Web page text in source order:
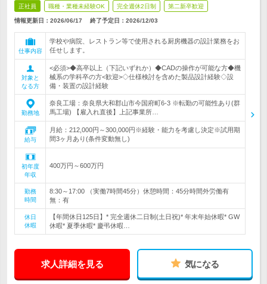
正社員 職種・業種未経験OK 完全週休2日制 第二新卒歓迎
情報更新日：2026/06/17 終了予定日： 2026/12/03
仕事内容
学校や病院、レストラン等で使用される厨房機器の設計業務をお
任せします。
対象と
なる方
<必須>◆高卒以上（下記いずれか）◆CADの操作が可能な方◆機
械系の学科卒の方<歓迎>◇仕様検討を含めた製品設計経験◇設
備・装置の設計経験
勤務地
奈良工場：奈良県大和郡山市今国府町6-3 ※転勤の可能性あり(群
馬工場) 【雇入れ直後】上記事業所…
給与
月給：212,000円～300,000円※経験・能力を考慮し決定※試用期
間3ヶ月あり(条件変動無し)
初年度
年収
400万円～600万円
勤務
時間
8:30～17:00 （実働7時間45分）休憩時間：45分時間外労働有
無：有
休日
休暇
【年間休日125日】* 完全週休二日制(土日祝)* 年末年始休暇* GW
休暇* 夏季休暇* 慶弔休暇…
求人詳細を見る 気になる